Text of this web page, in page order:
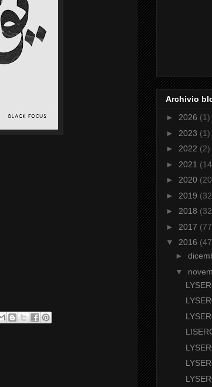
Archivio
► 2026 (1)
► 2023 (1)
► 2022 (2)
► 2021
► 2020
► 2019
► 2018
► 2017
▼ 2016
►
▼